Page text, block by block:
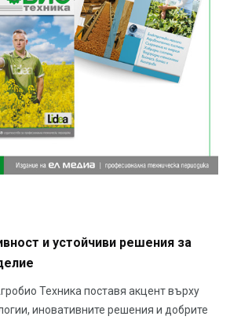
и устойчиви решения за
Техника поставя акцент върху
иновативните решения и добрите